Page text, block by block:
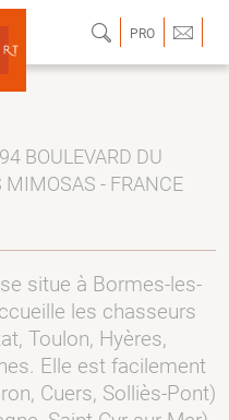
PRO
BOULEVARD DU
MIMOSAS - FRANCE
situe à Bormes-les-
les chasseurs
Toulon, Hyères,
Elle est facilement
Cuers, Solliès-Pont)